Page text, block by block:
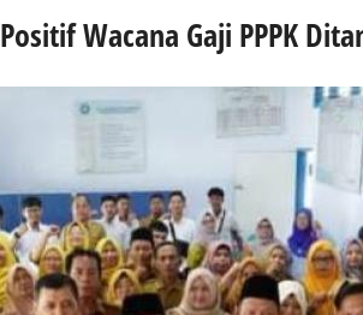
Wacana Gaji PPPK